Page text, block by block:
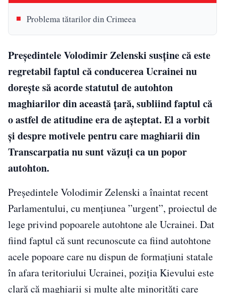
Problema tătarilor din Crimeea
Președintele Volodimir Zelenski susține că este
regretabil faptul că conducerea Ucrainei nu
dorește să acorde statutul de autohton
maghiarilor din această țară, subliind faptul că
o astfel de atitudine era de așteptat. El a vorbit
și despre motivele pentru care maghiarii din
Transcarpatia nu sunt văzuți ca un popor
autohton.
Președintele Volodimir Zelenski a înaintat recent
Parlamentului, cu mențiunea ”urgent”, proiectul de
lege privind popoarele autohtone ale Ucrainei. Dat
fiind faptul că sunt recunoscute ca fiind autohtone
acele popoare care nu dispun de formațiuni statale
în afara teritoriului Ucrainei, poziția Kievului este
clară că maghiarii și multe alte minorități care